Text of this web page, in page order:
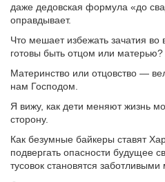
даже дедовская формула «до
оправдывает.
Что мешает избежать зачатия
готовы быть отцом или матерью?
Материнство или отцовство —
нам Господом.
Я вижу, как дети меняют жизнь
сторону.
Как безумные байкеры ставят
подвергать опасности будущее
тусовок становятся заботливыми